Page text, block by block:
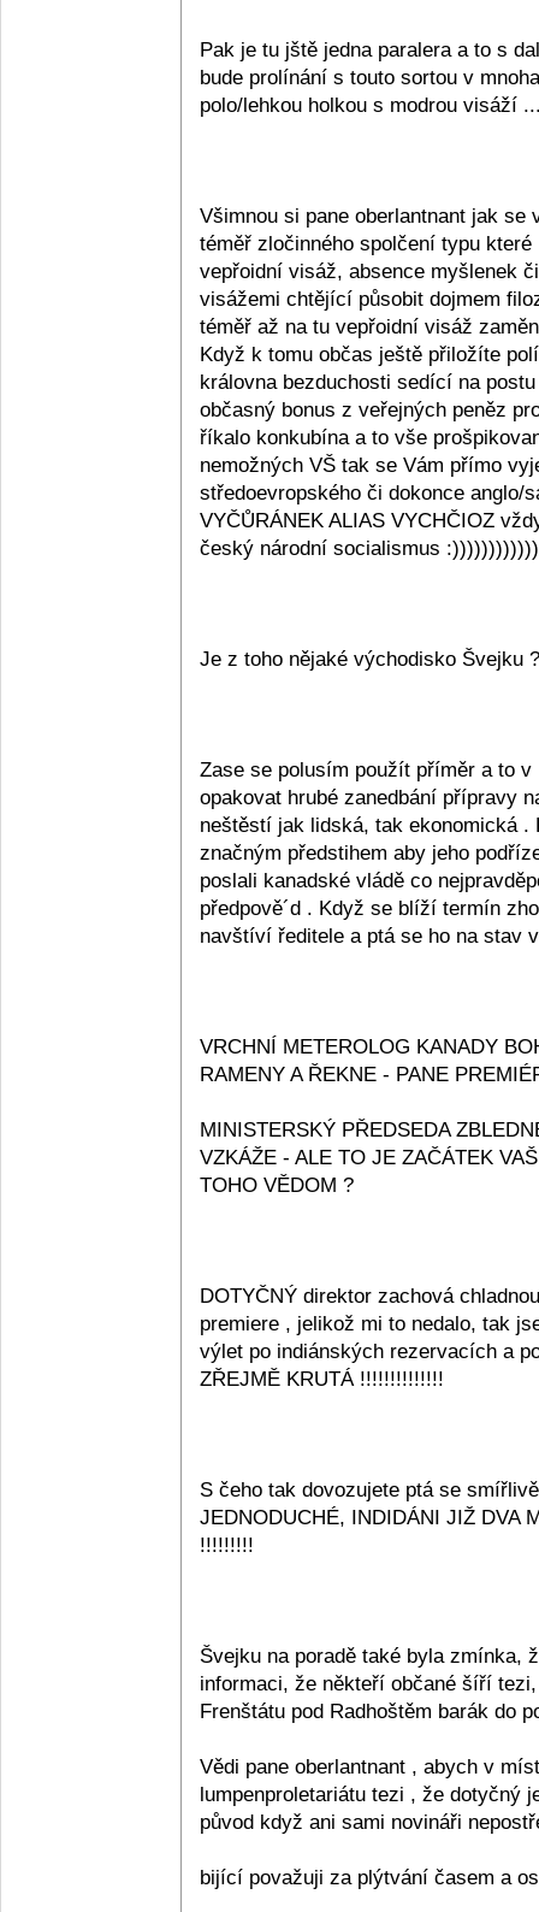
Pak je tu jště jedna paralera a to s
bude prolínání s touto sortou v
polo/lehkou holkou s modrou visáží
Všimnou si pane oberlantnant jak se
téměř zločinného spolčení typu
vepřoidní visáž, absence myšlenek
visážemi chtějící působit dojmem
téměř až na tu vepřoidní visáž
Když k tomu občas ještě přiložíte
královna bezduchosti sedící na
občasný bonus z veřejných peněz
říkalo konkubína a to vše
nemožných VŠ tak se Vám přímo
středoevropského či dokonce anglo/
VYČŮRÁNEK ALIAS VYCHČIOZ
český národní socialismus
Je z toho nějaké východisko Švejku ?
Zase se polusím použít příměr a to
opakovat hrubé zanedbání přípravy
neštěstí jak lidská, tak ekonomická .
značným předstihem aby jeho
poslali kanadské vládě co
předpově´d . Když se blíží termín
navštíví ředitele a ptá se ho na stav
VRCHNÍ METEROLOG KANADY
RAMENY A ŘEKNE - PANE
MINISTERSKÝ PŘEDSEDA
VZKÁŽE - ALE TO JE ZAČÁTEK
TOHO VĚDOM ?
DOTYČNÝ direktor zachová
premiere , jelikož mi to nedalo, tak
výlet po indiánských rezervacích a
ZŘEJMĚ KRUTÁ !!!!!!!!!!!!!!
S čeho tak dovozujete ptá se
JEDNODUCHÉ, INDIDÁNI JIŽ DVA
!!!!!!!!!
Švejku na poradě také byla zmínka,
informaci, že někteří občané šíří
Frenštátu pod Radhoštěm barák do
Vědi pane oberlantnant , abych v
lumpenproletariátu tezi , že dotyčný
původ když ani sami novináři
bijící považuji za plýtvání časem a